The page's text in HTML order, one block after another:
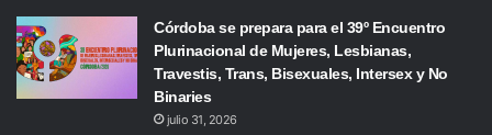
Córdoba se prepara para el 39º Encuentro
Plurinacional de Mujeres, Lesbianas,
Travestis, Trans, Bisexuales, Intersex y No
Binaries
julio 31, 2026